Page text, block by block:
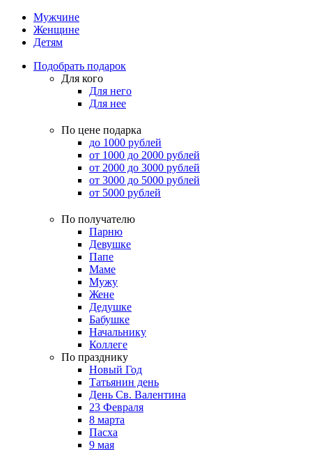
Мужчине
Женщине
Детям
Подобрать подарок
Для кого
Для него
Для нее
По цене подарка
до 1000 рублей
от 1000 до 2000 рублей
от 2000 до 3000 рублей
от 3000 до 5000 рублей
от 5000 рублей
По получателю
Парню
Девушке
Папе
Маме
Мужу
Жене
Дедушке
Бабушке
Начальнику
Коллеге
По празднику
Новый Год
Татьянин день
День Св. Валентина
23 Февраля
8 марта
Пасха
9 мая